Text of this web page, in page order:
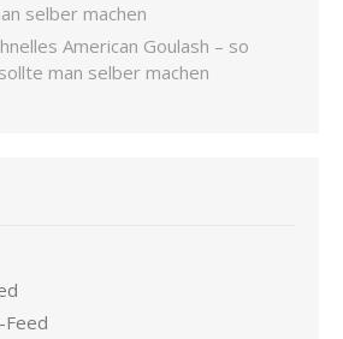
selber machen
American Goulash – so
man selber machen